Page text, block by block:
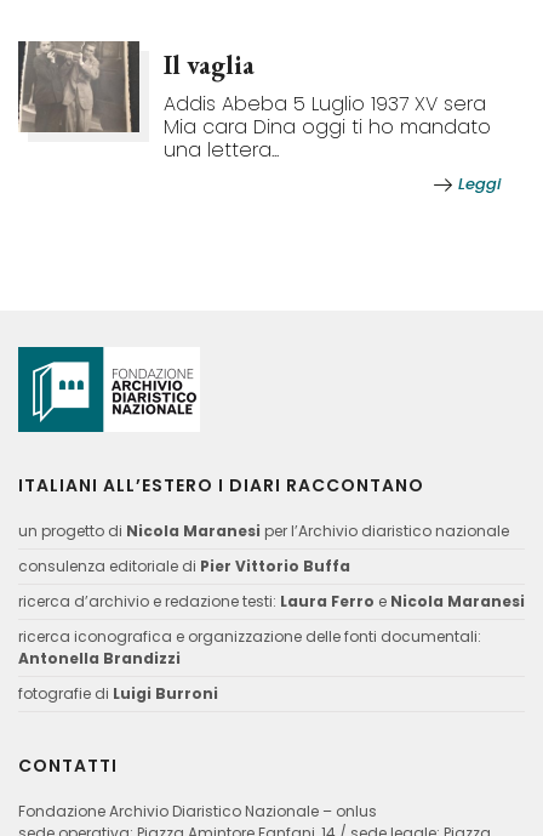
Il vaglia
Addis Abeba 5 Luglio 1937 XV sera
Mia cara Dina oggi ti ho mandato
una lettera...
Leggi
ITALIANI ALL’ESTERO I DIARI RACCONTANO
un progetto di Nicola Maranesi per l’Archivio diaristico nazionale
consulenza editoriale di Pier Vittorio Buffa
ricerca d’archivio e redazione testi: Laura Ferro e Nicola Maranesi
ricerca iconografica e organizzazione delle fonti documentali:
Antonella Brandizzi
fotografie di Luigi Burroni
CONTATTI
Fondazione Archivio Diaristico Nazionale – onlus